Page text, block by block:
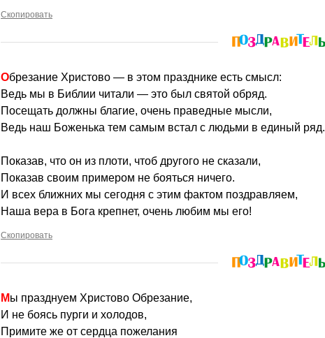
Скопировать
Обрезание Христово — в этом празднике есть смысл:
Ведь мы в Библии читали — это был святой обряд.
Посещать должны благие, очень праведные мысли,
Ведь наш Боженька тем самым встал с людьми в единый ряд.
Показав, что он из плоти, чтоб другого не сказали,
Показав своим примером не бояться ничего.
И всех ближних мы сегодня с этим фактом поздравляем,
Наша вера в Бога крепнет, очень любим мы его!
Скопировать
Мы празднуем Христово Обрезание,
И не боясь пурги и холодов,
Примите же от сердца пожелания